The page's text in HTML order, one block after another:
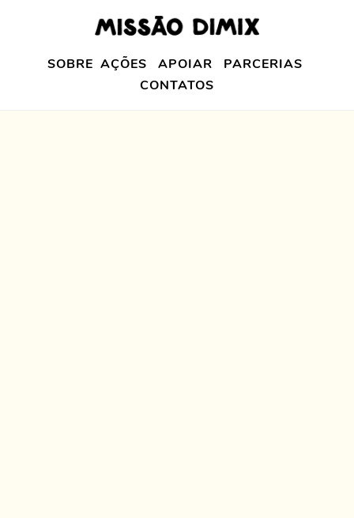
SOBRE AÇÕES APOIAR
PARCERIAS
CONTATOS